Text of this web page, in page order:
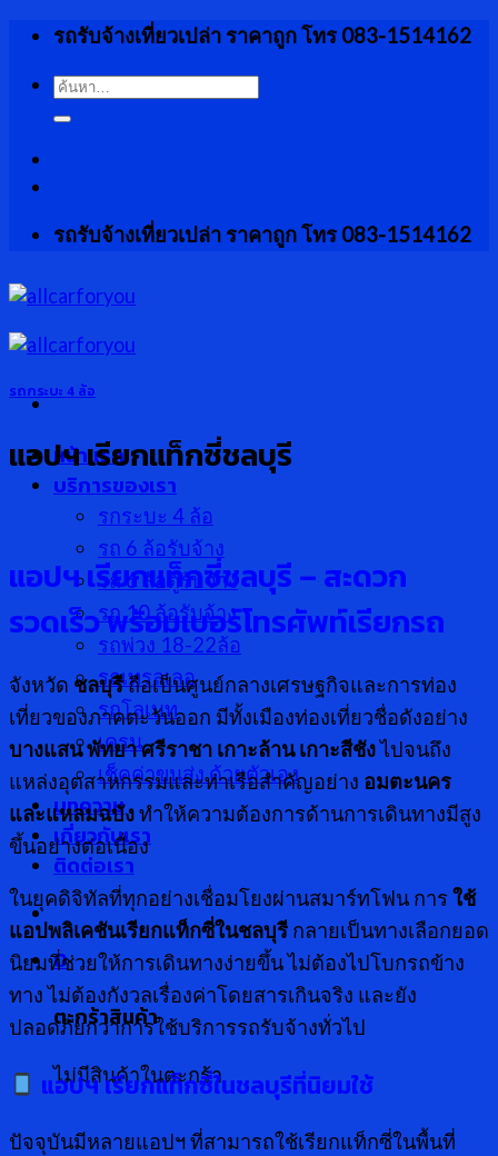
Skip
content
รถรับจ้างเที่ยวเปล่า ราคาถูก โทร 083-1514162
ค้นหา:
รถรับจ้างเที่ยวเปล่า ราคาถูก โทร 083-1514162
หน้าแรก
บริการของเรา
รกระบะ 4 ล้อ
รถ 6 ล้อรับจ้าง
รถ 6 ล้อตู้รับจ้าง
รถ 10 ล้อรับจ้าง
รถพ่วง 18-22ล้อ
รถเทรลเลอ
รถโลเบท
เครน
เช็คค่าขนส่ง ด้วยตัวเอง
บทความ
เกี่ยวกับเรา
ติดต่อเรา
0
ตะกร้าสินค้า
ไม่มีสินค้าในตะกร้า
รถกระบะ 4 ล้อ
แอปฯ เรียกแท็กซี่ชลบุรี
แอปฯ เรียกแท็กซี่ชลบุรี – สะดวก
รวดเร็ว พร้อมเบอร์โทรศัพท์เรียกรถ
จังหวัด ชลบุรีถือเป็นศูนย์กลางเศรษฐกิจและการท่อง
เที่ยวของภาคตะวันออก มีทั้งเมืองท่องเที่ยวชื่อดังอย่าง
บางแสน พัทยา ศรีราชา เกาะล้าน เกาะสีชังไปจนถึง
แหล่งอุตสาหกรรมและท่าเรือสำคัญอย่าง อมตะนคร
และแหลมฉบังทำให้ความต้องการด้านการเดินทางมีสูง
ขึ้นอย่างต่อเนื่อง
ในยุคดิจิทัลที่ทุกอย่างเชื่อมโยงผ่านสมาร์ทโฟน การใช้
แอปพลิเคชันเรียกแท็กซี่ในชลบุรี กลายเป็นทางเลือกยอด
นิยมที่ช่วยให้การเดินทางง่ายขึ้น ไม่ต้องไปโบกรถข้าง
ทาง ไม่ต้องกังวลเรื่องค่าโดยสารเกินจริง และยัง
ปลอดภัยกว่าการใช้บริการรถรับจ้างทั่วไป
แอปฯ เรียกแท็กซี่ในชลบุรีที่นิยมใช้
ปัจจุบันมีหลายแอปฯ ที่สามารถใช้เรียกแท็กซี่ในพื้นที่